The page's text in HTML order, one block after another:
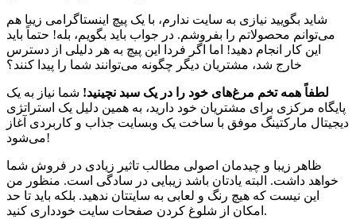
شاید بگویید نیازی به سایت ندارم، با یک پیچ اینستاگرامی زیبا هم
‌می‌توانم محصولاتم را بفروشم. در جواب باید بگویم، بله! حتماً باید
این کار انجام دهید! اما اگر فردا این پیچ به هر دلیلی از دسترس
خارج شد، مشتریان دیگر چگونه می‌توانند شما را پیدا کنند؟
لطفاً همه تخم‌ مرغ‌های خود را در یک سبد نچینید! شما نیاز به یک
پایگاه مرکزی برای مشتریان خود دارید، به همین دلیل یک استراتژی
دیجیتال مارکتینگ موفق با ساخت یک وبسایت جذاب و کاربردی آغاز
می‌شود!
ظاهر زیبا و چیدمان اصولی مطالب تاثیر زیادی در فروش شما
خواهد داشت. البته یادتان باشد زیبایی در سادگی است. منظور من
این نیست که هیچ رنگ و لعابی به سایتتان ندهید. بلکه باید تا حد
امکان از شلوغ کردن صفحات سایت خودداری کنید.